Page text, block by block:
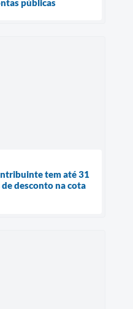
tem até 31
desconto na cota